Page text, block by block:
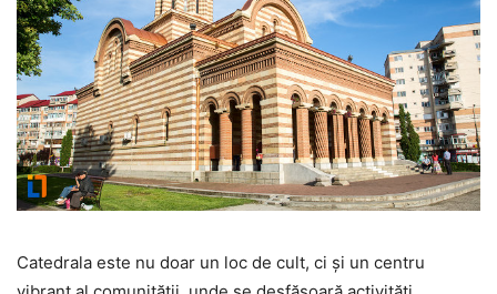
Catedrala este nu doar un loc de cult, ci și un centru